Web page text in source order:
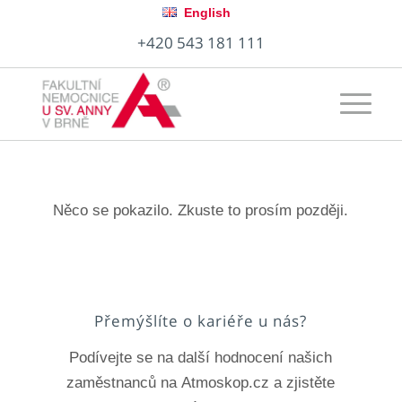
English
+420 543 181 111
Něco se pokazilo. Zkuste to prosím později.
Přemýšlíte o kariéře u nás?
Podívejte se na další hodnocení našich
zaměstnanců na Atmoskop.cz a zjistěte